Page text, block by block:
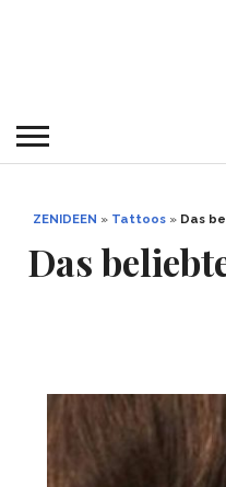
ZENIDEEN » Tattoos » Das
Das